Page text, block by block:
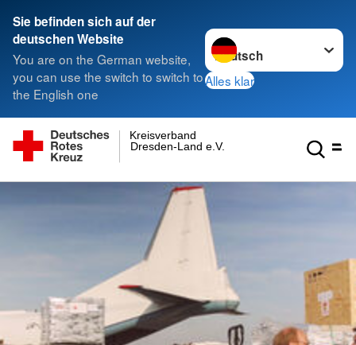
Sie befinden sich auf der
deutschen Website
You are on the German website,
you can use the switch to switch to
the English one
Sprache wechseln zu
Alles klar
Dresden-Land e.V.
Kreisverband